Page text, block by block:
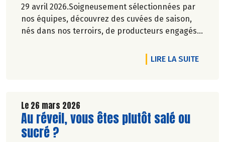
29 avril 2026.Soigneusement sélectionnées par
nos équipes, découvrez des cuvées de saison,
nés dans nos terroirs, de producteurs engagés
LIRE LA SUITEDE
Le 26 mars 2026
Lire la suite de l'article
Au réveil, vous êtes plutôt salé ou
sucré ?